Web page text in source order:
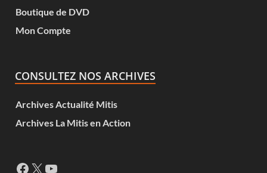
Boutique de DVD
Mon Compte
CONSULTEZ NOS ARCHIVES
Archives Actualité Mitis
Archives La Mitis en Action